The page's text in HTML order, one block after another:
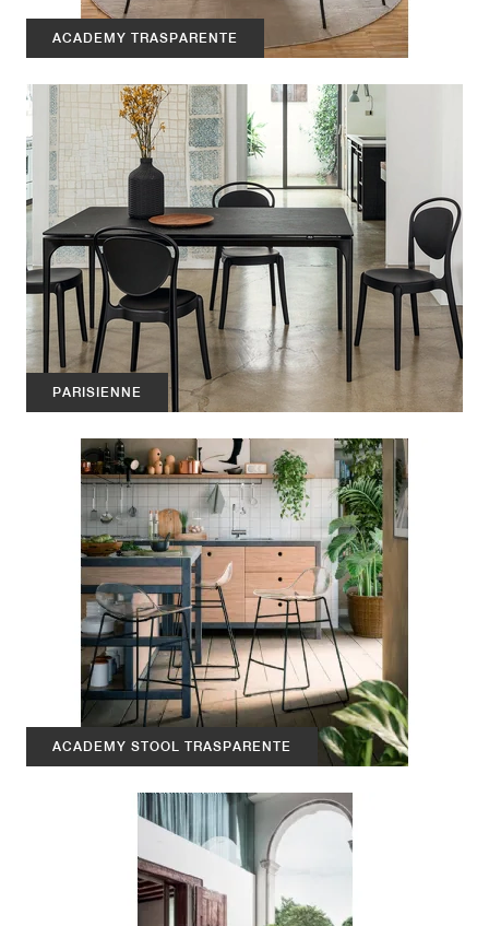
ACADEMY TRASPARENTE
PARISIENNE
ACADEMY STOOL TRASPARENTE